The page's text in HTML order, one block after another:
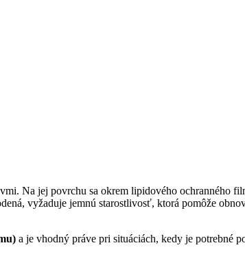
Na jej povrchu sa okrem lipidového ochranného
vyžaduje jemnú starostlivosť, ktorá pomôže
a je vhodný práve pri situáciách, kedy je potrebné